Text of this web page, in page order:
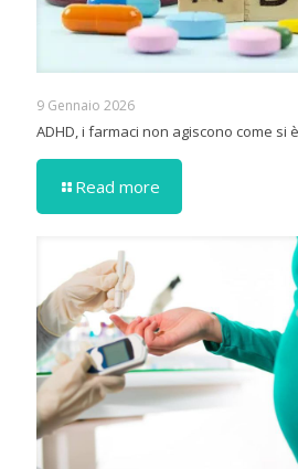
9 Gennaio 2026
ADHD, i farmaci non agiscono come si
Read more